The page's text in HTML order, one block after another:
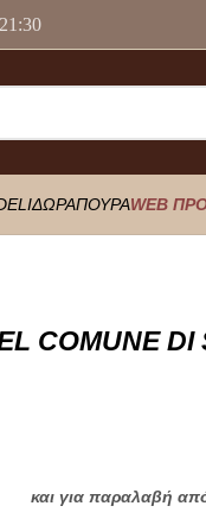
ΔΩΡΑΠΟΥΡΑWEB
COMUNE
και για παραλαβή